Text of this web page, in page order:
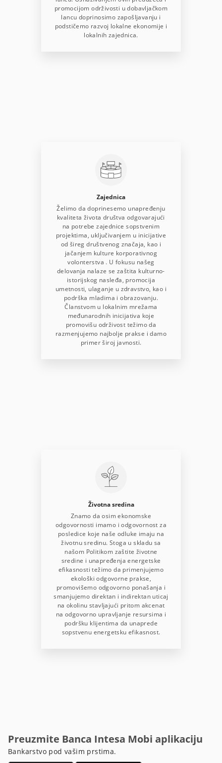
promocijom održivosti u dobavljačkom
lancu doprinosimo zapošljavanju i
podstičemo razvoj lokalne ekonomije i
lokalnih zajednica.
Zajednica
Želimo da doprinesemo unapređenju
kvaliteta života društva odgovarajući
na potrebe zajednice sopstvenim
projektima, uključivanjem u inicijative
od šireg društvenog značaja, kao i
jačanjem kulture korporativnog
volonterstva . U fokusu našeg
delovanja nalaze se zaštita kulturno-
istorijskog nasleđa, promocija
umetnosti, ulaganje u zdravstvo, kao i
podrška mladima i obrazovanju.
Članstvom u lokalnim mrežama
međunarodnih inicijativa koje
promovišu održivost težimo da
razmenjujemo najbolje prakse i damo
primer široj javnosti.
Životna sredina
Znamo da osim ekonomske
odgovornosti imamo i odgovornost za
posledice koje naše odluke imaju na
životnu sredinu. Stoga u skladu sa
našom Politikom zaštite životne
sredine i unapređenja energetske
efikasnosti težimo da primenjujemo
ekološki odgovorne prakse,
promovišemo odgovorno ponašanja i
smanjujemo direktan i indirektan uticaj
na okolinu stavljajući pritom akcenat
na odgovorno upravljanje resursima i
podršku klijentima da unaprede
sopstvenu energetsku efikasnost.
Preuzmite Banca Intesa Mobi aplikaciju
Bankarstvo pod vašim prstima.